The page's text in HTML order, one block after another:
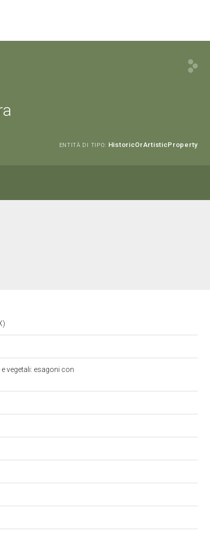
ENTITÀ DI TIPO: HistoricOrArtisticProperty
vegetali: esagoni con